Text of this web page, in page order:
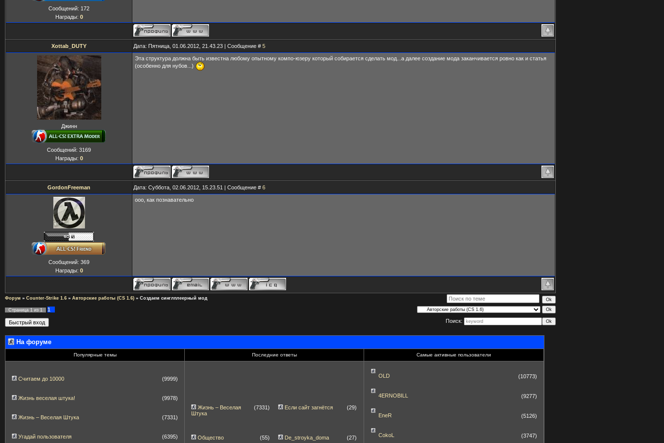
Сообщений: 172
Награды: 0
Xottab_DUTY Дата: Пятница, 01.06.2012, 21.43.23 | Сообщение # 5
Джинн
Сообщений: 3169
Награды: 0
Эта структура должна быть известна любому опытному компо-юзеру который собирается сделать мод...а далее создание мода заканчивается ровно как и статья
(особенно для нубов...)
GordonFreeman Дата: Суббота, 02.06.2012, 15.23.51 | Сообщение # 6
Сообщений: 369
Награды: 0
ооо, как познавательно
Форум » Counter-Strike 1.6 » Авторские работы (CS 1.6) » Создаем синглплеерный мод
Страница 1 из 1
1
Поиск:
На форуме
Популярные темы Последние ответы Самые активные пользователи
Считаем до 10000 (9999)
Жизнь веселая штука! (9978)
Жизнь – Веселая Штука (7331)
Угадай пользователя (6395)
Жизнь – Веселая
Штука
(7331) Если сайт загнётся (29)
Общество (55) De_stroyka_doma (27)
OLD (10773)
4ERNOBILL (9277)
EneR (5126)
CokoL (3747)